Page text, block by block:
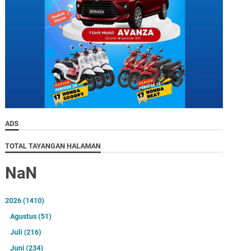
ADS
TOTAL TAYANGAN HALAMAN
NaN
2026(1410)
Agustus(51)
Juli (216)
Juni (234)